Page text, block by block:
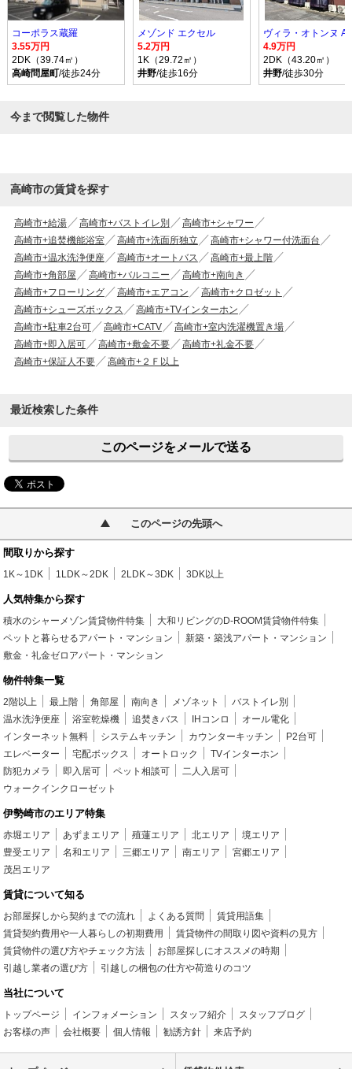
コーポラス蔵羅
3.55万円
2DK（39.74㎡）
高崎問屋町/徒歩24分
メゾンド エクセル
5.2万円
1K（29.72㎡）
井野/徒歩16分
ヴィラ・オトンヌ A
4.9万円
2DK（43.20㎡）
井野/徒歩30分
今まで閲覧した物件
高崎市の賃貸を探す
高崎市+給湯 高崎市+バストイレ別
高崎市+シャワー
高崎市+追焚機能浴室
高崎市+洗面所独立
高崎市+シャワー付洗面台
高崎市+温水洗浄便座
高崎市+オートバス
高崎市+最上階
高崎市+角部屋
高崎市+バルコニー
高崎市+南向き
高崎市+フローリング
高崎市+エアコン
高崎市+クロゼット
高崎市+シューズボックス
高崎市+TVインターホン
高崎市+駐車2台可
高崎市+CATV
高崎市+室内洗濯機置き場
高崎市+即入居可
高崎市+敷金不要
高崎市+礼金不要
高崎市+保証人不要
高崎市+２Ｆ以上
最近検索した条件
このページをメールで送る
このページの先頭へ
間取りから探す
1K～1DK 1LDK～2DK 2LDK～3DK 3DK以上
人気特集から探す
積水のシャーメゾン賃貸物件特集
大和リビングのD-ROOM賃貸物件特集
ペットと暮らせるアパート・マンション
新築・築浅アパート・マンション
敷金・礼金ゼロアパート・マンション
物件特集一覧
2階以上 最上階 角部屋 南向き メゾネット
バストイレ別
温水洗浄便座
浴室乾燥機 追焚きバス IHコンロ
オール電化
インターネット無料
システムキッチン カウンターキッチン
P2台可
エレベーター
宅配ボックス オートロック
TVインターホン
防犯カメラ
即入居可 ペット相談可
二人入居可
ウォークインクローゼット
伊勢崎市のエリア特集
赤堀エリア あずまエリア 殖蓮エリア 北エリア
境エリア
豊受エリア
名和エリア 三郷エリア 南エリア
宮郷エリア
茂呂エリア
賃貸について知る
お部屋探しから契約までの流れ よくある質問
賃貸用語集
賃貸契約費用や一人暮らしの初期費用
賃貸物件の間取り図や資料の見方
賃貸物件の選び方やチェック方法
お部屋探しにオススメの時期
引越し業者の選び方
引越しの梱包の仕方や荷造りのコツ
当社について
トップページ インフォメーション スタッフ紹介
スタッフブログ
お客様の声
会社概要 個人情報 勧誘方針 来店予約